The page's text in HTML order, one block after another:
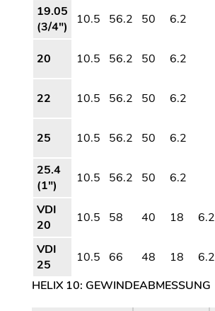
19.05
(3/4″)
10.5 56.2 50 6.2
20 10.5 56.2 50 6.2
22 10.5 56.2 50 6.2
25 10.5 56.2 50 6.2
25.4
(1″)
10.5 56.2 50 6.2
VDI
20
10.5 58 40 18 6.2
VDI
25
10.5 66 48 18 6.2
HELIX 10: GEWINDEABMESSUNG